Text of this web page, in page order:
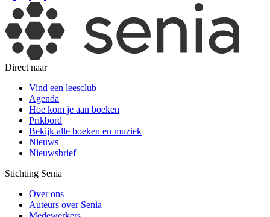
Direct naar
Vind een leesclub
Agenda
Hoe kom je aan boeken
Prikbord
Bekijk alle boeken en muziek
Nieuws
Nieuwsbrief
Stichting Senia
Over ons
Auteurs over Senia